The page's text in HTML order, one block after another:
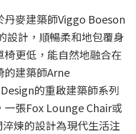
麥建築師Viggo Boeson
設計，順暢柔和地包覆身
更低，能自然地融合在
的建築師Arne
的重啟建築師系列
張Fox Lounge Chair或
煉的設計為現代生活注